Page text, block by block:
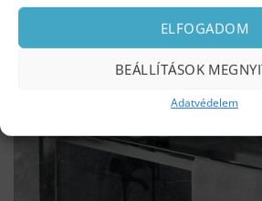
ELFOGADOM
BEÁLLÍTÁSOK
Adatvédelem